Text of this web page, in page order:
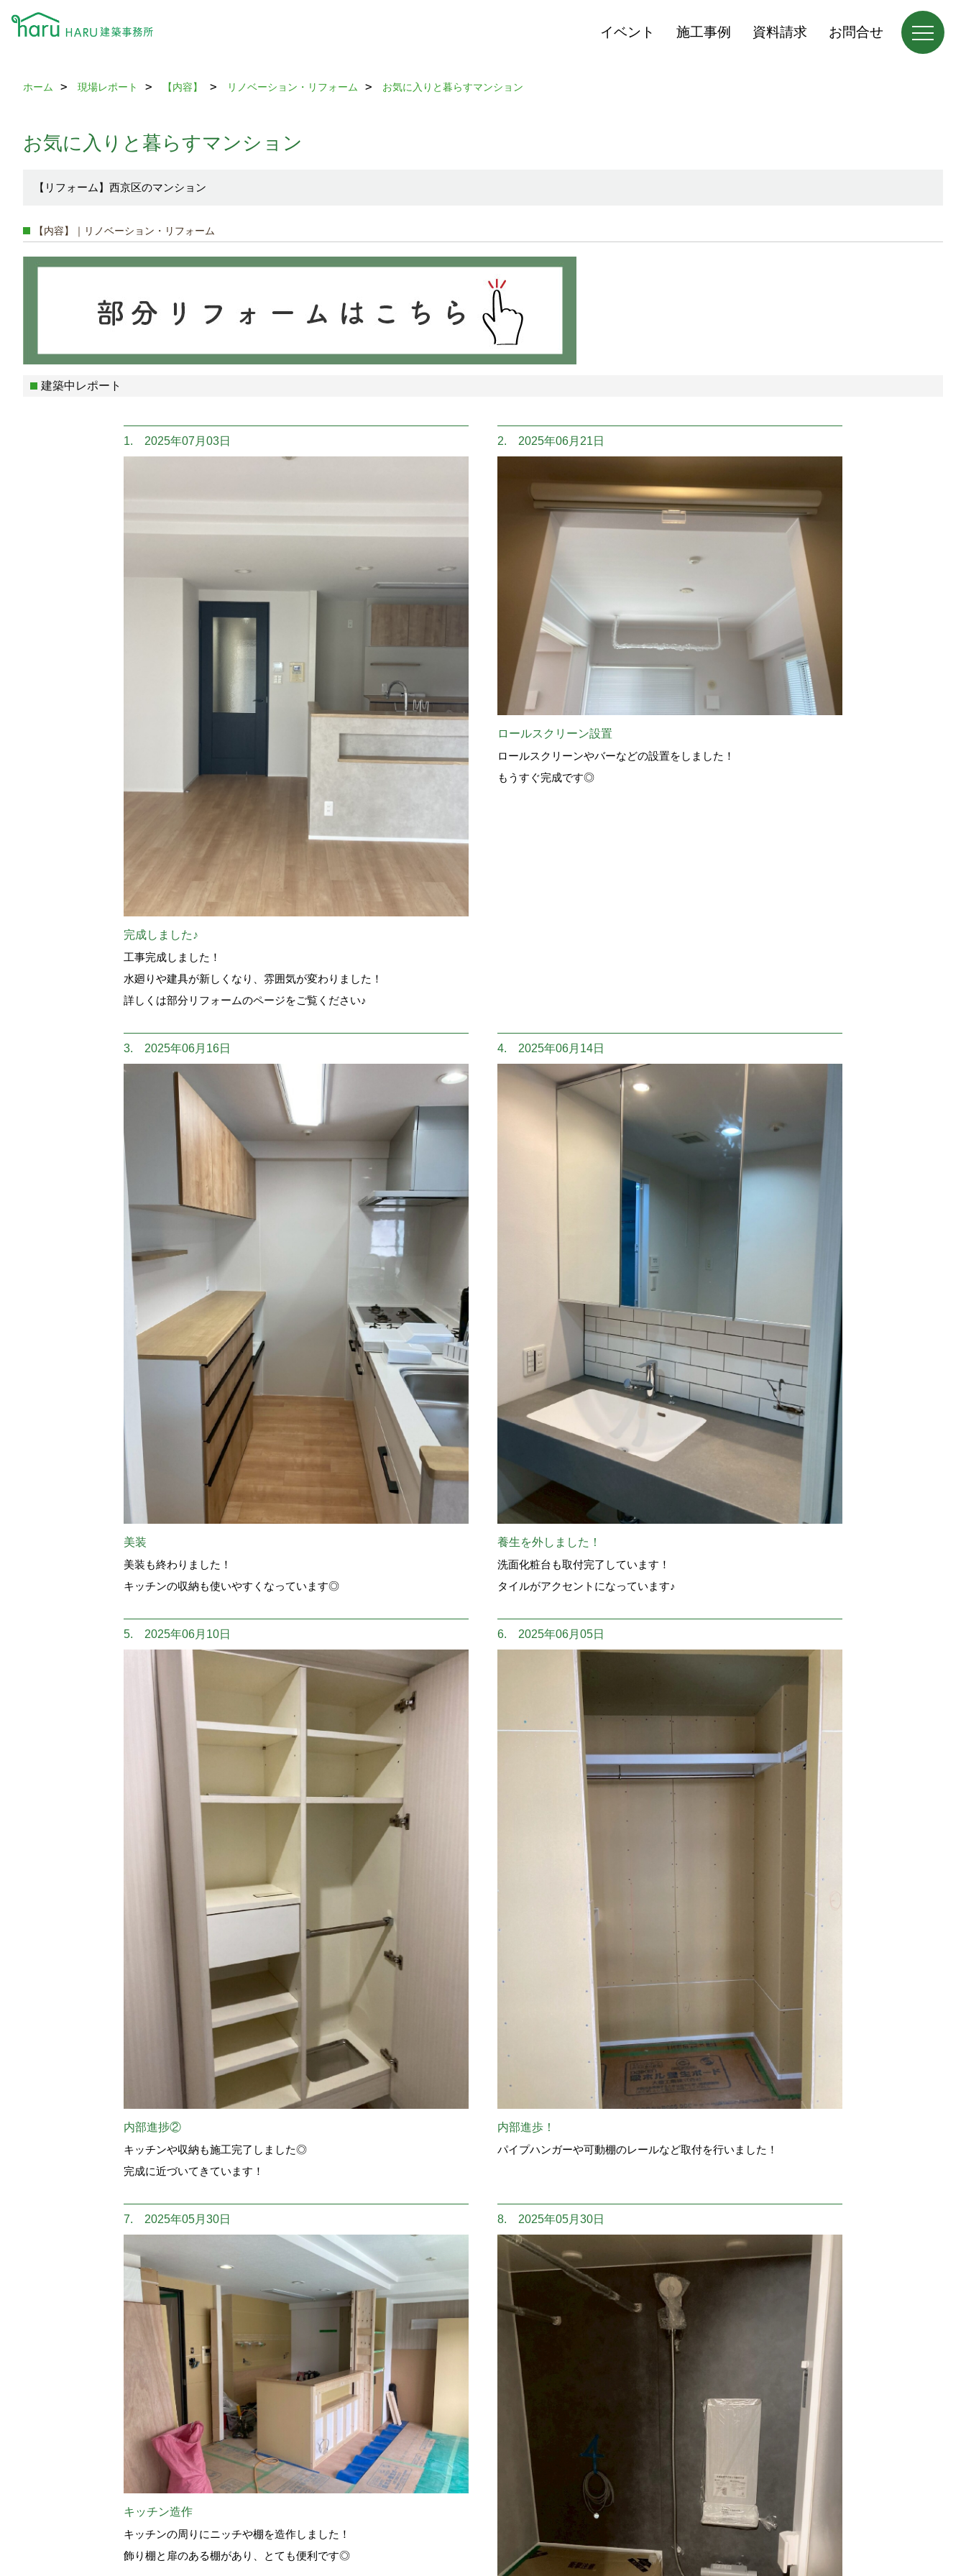
イベント 施工事例 資料請求 お問合せ
ホーム 現場レポート 【内容】 リノベーション・リフォーム お気に入りと暮らすマンション
お気に入りと暮らすマンション
【リフォーム】西京区のマンション
【内容】｜リノベーション・リフォーム
建築中レポート
1. 2025年07月03日
完成しました♪
工事完成しました！
水廻りや建具が新しくなり、雰囲気が変わりました！
詳しくは部分リフォームのページをご覧ください♪
2. 2025年06月21日
ロールスクリーン設置
ロールスクリーンやバーなどの設置をしました！
もうすぐ完成です◎
3. 2025年06月16日
美装
美装も終わりました！
キッチンの収納も使いやすくなっています◎
4. 2025年06月14日
養生を外しました！
洗面化粧台も取付完了しています！
タイルがアクセントになっています♪
5. 2025年06月10日
内部進捗②
キッチンや収納も施工完了しました◎
完成に近づいてきています！
6. 2025年06月05日
内部進歩！
パイプハンガーや可動棚のレールなど取付を行いました！
7. 2025年05月30日
キッチン造作
キッチンの周りにニッチや棚を造作しました！
飾り棚と扉のある棚があり、とても便利です◎
8. 2025年05月30日